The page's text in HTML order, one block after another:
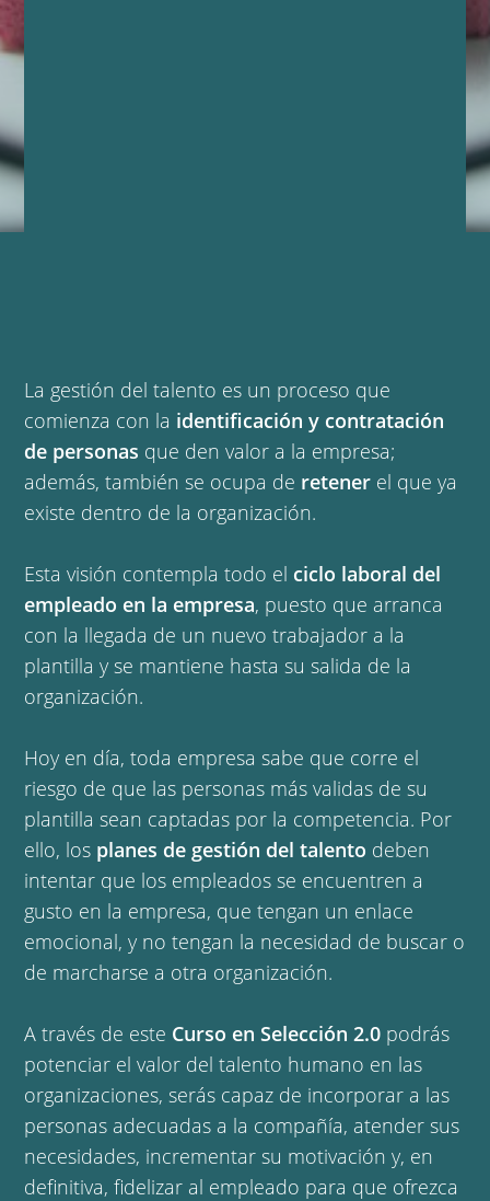
La gestión del talento es un proceso que
comienza con la identificación y contratación
de personas que den valor a la empresa;
además, también se ocupa de retener el que ya
existe dentro de la organización.
Esta visión contempla todo el ciclo laboral del
empleado en la empresa, puesto que arranca
con la llegada de un nuevo trabajador a la
plantilla y se mantiene hasta su salida de la
organización.
Hoy en día, toda empresa sabe que corre el
riesgo de que las personas más validas de su
plantilla sean captadas por la competencia. Por
ello, los planes de gestión del talento deben
intentar que los empleados se encuentren a
gusto en la empresa, que tengan un enlace
emocional, y no tengan la necesidad de buscar o
de marcharse a otra organización.
A través de este Curso en Selección 2.0 podrás
potenciar el valor del talento humano en las
organizaciones, serás capaz de incorporar a las
personas adecuadas a la compañía, atender sus
necesidades, incrementar su motivación y, en
definitiva, fidelizar al empleado para que ofrezca